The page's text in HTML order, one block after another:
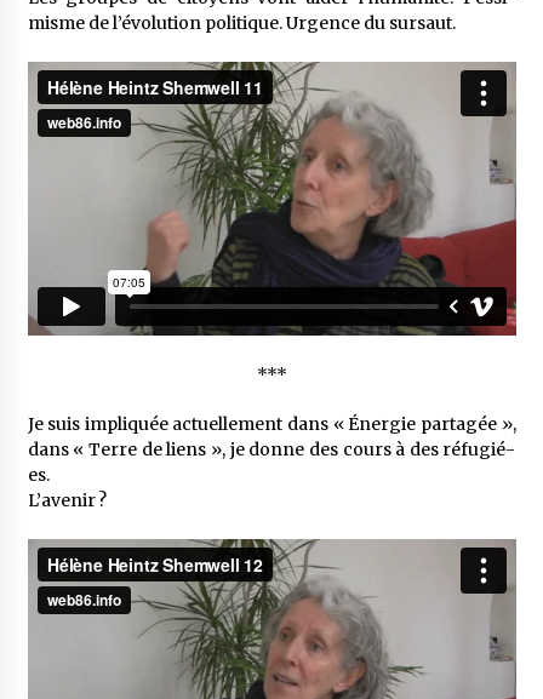
misme de l’évo­lu­tion poli­tique. Urgence du sursaut.
***
Je suis impliquée actuel­le­ment dans « Éner­gie parta­gée »,
dans « Terre de liens », je donne des cours à des réfu­gié-
es.
L’ave­nir ?